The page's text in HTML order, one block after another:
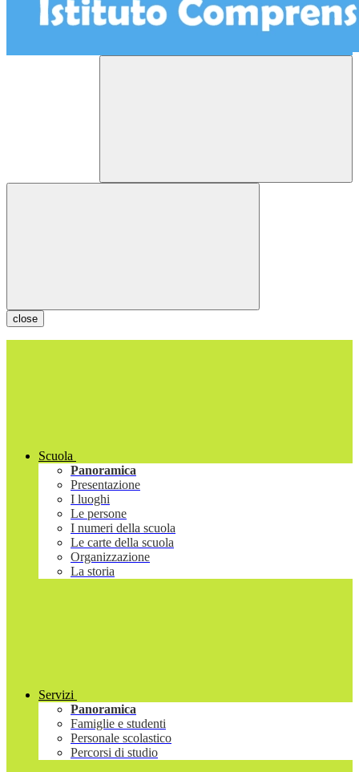
close
Scuola
Panoramica
Presentazione
I luoghi
Le persone
I numeri della scuola
Le carte della scuola
Organizzazione
La storia
Servizi
Panoramica
Famiglie e studenti
Personale scolastico
Percorsi di studio